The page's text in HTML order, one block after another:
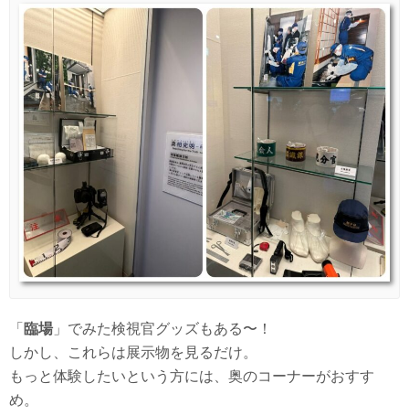
「 臨場」でみた検視官グッズもある〜！
しかし、これらは展示物を見るだけ。
もっと体験したいという方には、奥のコーナーがおすす
め。